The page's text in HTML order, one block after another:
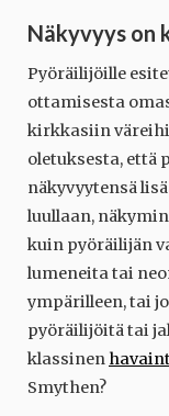
Näkyvyys on
Pyöräilijöille
ottamisesta
kirkkasiin
oletuksesta, että
näkyvyytensä
luullaan,
kuin pyöräilijän
lumeneita tai
ympärilleen, tai
pyöräilijöitä tai
klassinen
Smythen?